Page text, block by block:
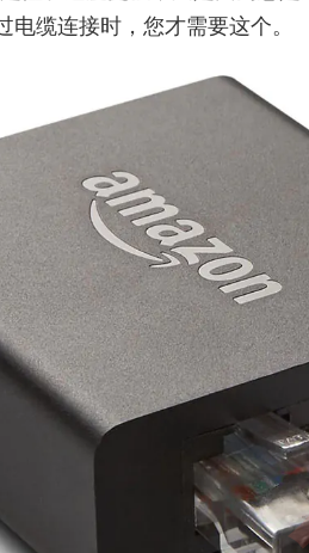
缆连接时，您才需要这个。